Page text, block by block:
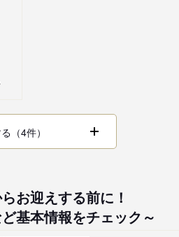
（4件）
お迎えする前に！
基本情報をチェック～